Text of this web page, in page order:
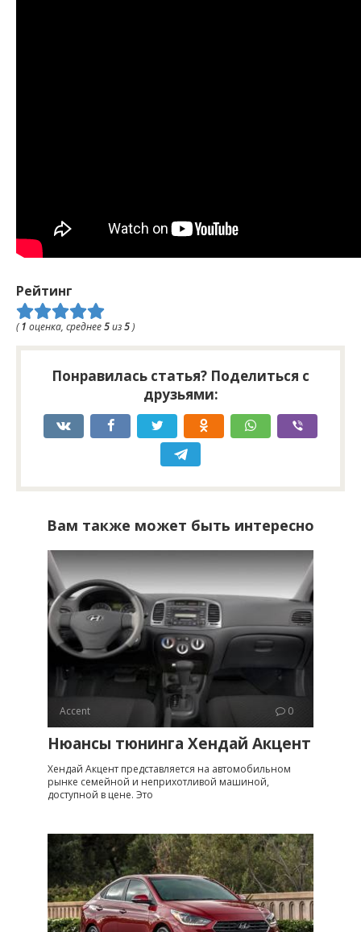
Рейтинг
(1 оценка, среднее5из5)
Понравилась статья? Поделиться с
друзьями:
Вам также может быть интересно
Accent 0
Нюансы тюнинга Хендай Акцент
Хендай Акцент представляется на автомобильном
рынке семейной и неприхотливой машиной,
доступной в цене. Это